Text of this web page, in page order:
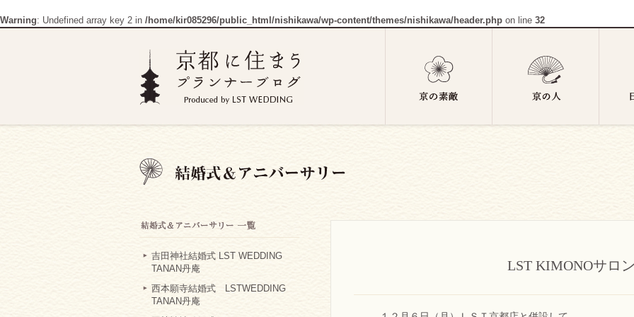
Warning: Undefined array key 2 in /home/kir085296/public_html/nishikawa/wp-content/themes/nishikawa/header.php on line 32
吉田神社結婚式 LST WEDDING
TANAN丹庵
西本願寺結婚式 LSTWEDDING
TANAN丹庵
LST KIMONOサロ